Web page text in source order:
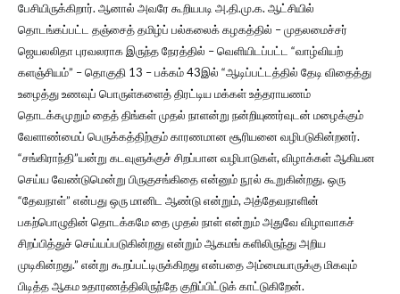
பேசியிருக்கிறார். ஆனால் அவரே கூறியபடி அ.தி.மு.க. ஆட்சியில்
தொடங்கப்பட்ட தஞ்சைத் தமிழ்ப் பல்கலைக் கழகத்தில் – முதலமைச்சர்
ஜெயலலிதா புரவலராக இருந்த நேரத்தில் – வெளியிடப்பட்ட “வாழ்வியற்
களஞ்சியம்” – தொகுதி 13 – பக்கம் 43இல் “ஆடிப்பட்டத்தில் தேடி விதைத்து
உழைத்து உணவுப் பொருள்களைத் திரட்டிய மக்கள் உத்தராயணம்
தொடக்கமுறும் தைத் திங்கள் முதல் நாளன்று நன்றியுணர்வுடன் மழைக்கும்
வேளாண்மைப் பெருக்கத்திற்கும் காரணமான சூரியனை வழிபடுகின்றனர்.
“சங்கிராந்தி”யன்று கடவுளுக்குச் சிறப்பான வழிபாடுகள், விழாக்கள் ஆகியன
செய்ய வேண்டுமென்று பிருகுசங்கிதை என்னும் நூல் கூறுகின்றது. ஒரு
“தேவநாள்” என்பது ஒரு மானிட ஆண்டு என்றும், அத்தேவநாளின்
பகற்பொழுதின் தொடக்கமே தை முதல் நாள் என்றும் அதுவே விழாவாகச்
சிறப்பித்துச் செய்யப்படுகின்றது என்றும் ஆகமங் களிலிருந்து அறிய
முடிகின்றது.” என்று கூறப்பட்டிருக்கிறது என்பதை அம்மையாருக்கு மிகவும்
பிடித்த ஆகம உதாரணத்திலிருந்தே குறிப்பிட்டுக் காட்டுகிறேன்.